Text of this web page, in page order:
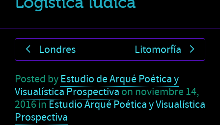
Londres Litomorfía
Posted by Estudio de Arqué Poética y
Visualística Prospectiva on noviembre 14,
2016 in Estudio Arqué Poética y Visualística
Prospectiva